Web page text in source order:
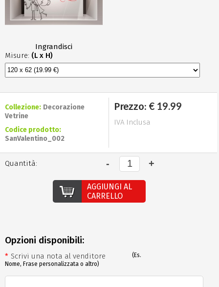
Ingrandisci
Collezione: Decorazione
Vetrine
Codice prodotto:
SanValentino_002
Prezzo: € 19.99
IVA Inclusa
Opzioni disponibili:
Misure: (L x H)
Quantità:
* Scrivi una nota al venditore
(Es.
Nome, Frase personalizzata o altro)
AGGIUNGI AL
CARRELLO